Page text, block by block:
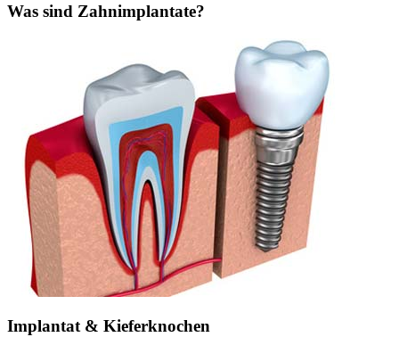
Was sind Zahnimplantate?
Implantat & Kieferknochen